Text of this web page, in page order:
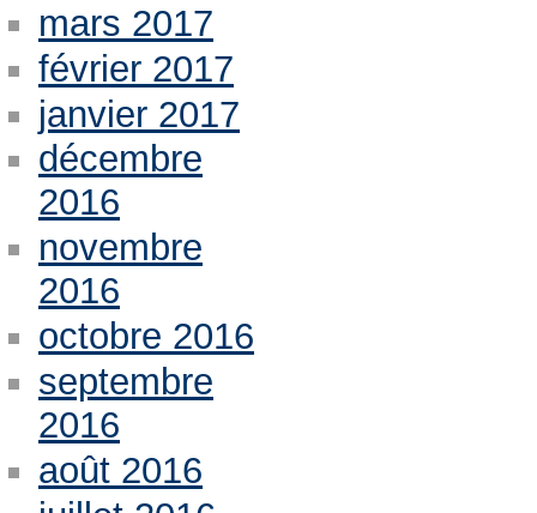
mars 2017
février 2017
janvier 2017
décembre
2016
novembre
2016
octobre 2016
septembre
2016
août 2016